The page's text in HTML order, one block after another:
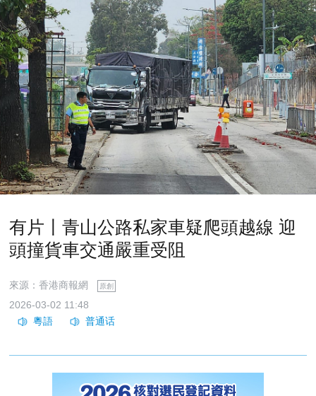
有片〡青山公路私家車疑爬頭越線 迎
頭撞貨車交通嚴重受阻
來源：香港商報網 原創
2026-03-02 11:48